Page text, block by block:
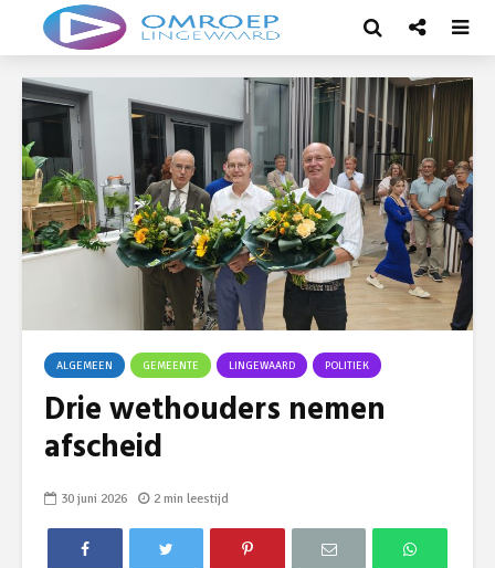
ALGEMEEN GEMEENTE LINGEWAARD POLITIEK
Drie wethouders nemen
afscheid
30 juni 2026 2 min leestijd